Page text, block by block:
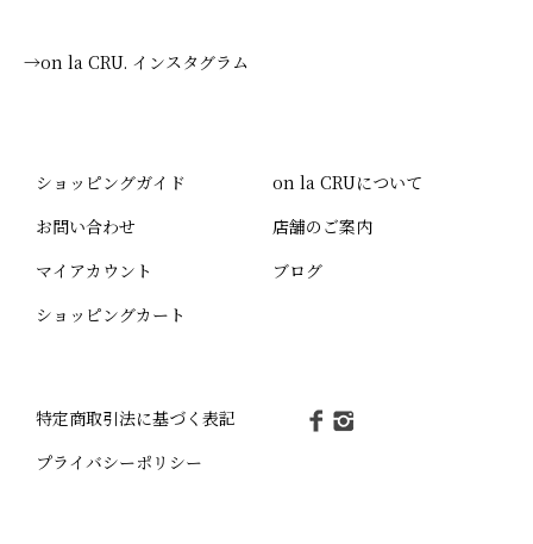
→on la CRU. インスタグラム
ショッピングガイド
お問い合わせ
マイアカウント
ショッピングカート
on la CRUについて
店舗のご案内
ブログ
特定商取引法に基づく表記
プライバシーポリシー